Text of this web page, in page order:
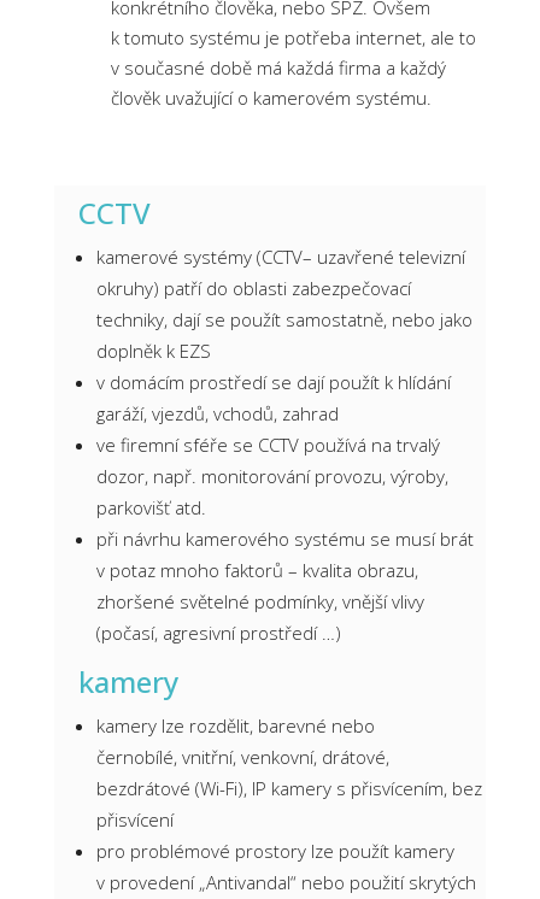
konkrétního člověka, nebo SPZ. Ovšem
k tomuto systému je potřeba internet, ale to
v současné době má každá firma a každý
člověk uvažující o kamerovém systému.
CCTV
kamerové systémy (CCTV– uzavřené televizní
okruhy) patří do oblasti zabezpečovací
techniky, dají se použít samostatně, nebo jako
doplněk k EZS
v domácím prostředí se dají použít k hlídání
garáží, vjezdů, vchodů, zahrad
ve firemní sféře se CCTV používá na trvalý
dozor, např. monitorování provozu, výroby,
parkovišť atd.
při návrhu kamerového systému se musí brát
v potaz mnoho faktorů – kvalita obrazu,
zhoršené světelné podmínky, vnější vlivy
(počasí, agresivní prostředí …)
kamery
kamery lze rozdělit, barevné nebo
černobílé, vnitřní, venkovní, drátové,
bezdrátové (Wi-Fi), IP kamery s přisvícením, bez
přisvícení
pro problémové prostory lze použít kamery
v provedení „Antivandal“ nebo použití skrytých